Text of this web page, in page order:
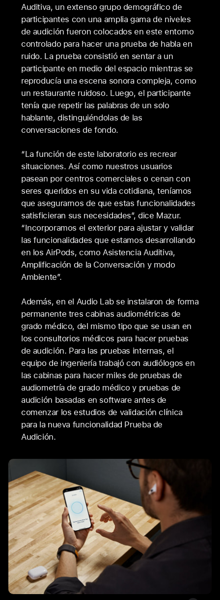
Auditiva, un extenso grupo demográfico de
participantes con una amplia gama de niveles
de audición fueron colocados en este entorno
controlado para hacer una prueba de habla en
ruido. La prueba consistió en sentar a un
participante en medio del espacio mientras se
reproducía una escena sonora compleja, como
un restaurante ruidoso. Luego, el participante
tenía que repetir las palabras de un solo
hablante, distinguiéndolas de las
conversaciones de fondo.
“La función de este laboratorio es recrear
situaciones. Así como nuestros usuarios
pasean por centros comerciales o cenan con
seres queridos en su vida cotidiana, teníamos
que asegurarnos de que estas funcionalidades
satisficieran sus necesidades”, dice Mazur.
“Incorporamos el exterior para ajustar y validar
las funcionalidades que estamos desarrollando
en los AirPods, como Asistencia Auditiva,
Amplificación de la Conversación y modo
Ambiente”.
Además, en el Audio Lab se instalaron de forma
permanente tres cabinas audiométricas de
grado médico, del mismo tipo que se usan en
los consultorios médicos para hacer pruebas
de audición. Para las pruebas internas, el
equipo de ingeniería trabajó con audiólogos en
las cabinas para hacer miles de pruebas de
audiometría de grado médico y pruebas de
audición basadas en software antes de
comenzar los estudios de validación clínica
para la nueva funcionalidad Prueba de
Audición.